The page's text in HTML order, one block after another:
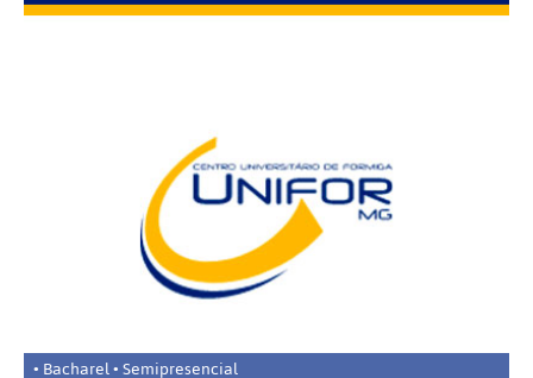
• Bacharel • Semipresencial